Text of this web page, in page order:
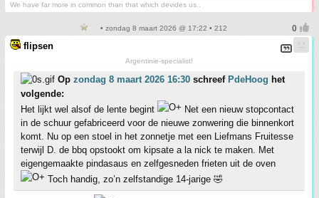
We have far more in common than that which devides us..
• zondag 8 maart 2026 @ 17:22 • 212
flipsen
Argentinie-specialist!
Op zondag 8 maart 2026 16:30 schreef PdeHoog het
volgende:
Het lijkt wel alsof de lente begint
Net een nieuw stopcontact
in de schuur gefabriceerd voor de nieuwe zonwering die binnenkort
komt. Nu op een stoel in het zonnetje met een Liefmans Fruitesse
terwijl D. de bbq opstookt om kipsate a la nick te maken. Met
eigengemaakte pindasaus en zelfgesneden frieten uit de oven
Toch handig, zo’n zelfstandige 14-jarige 🤣